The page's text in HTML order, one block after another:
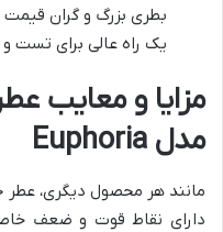
بطری بزرگ و گران قیمت
یک راه عالی برای تست
مزایا و معایب
مدل Euphoria
دارای نقاط قوت و ضعف